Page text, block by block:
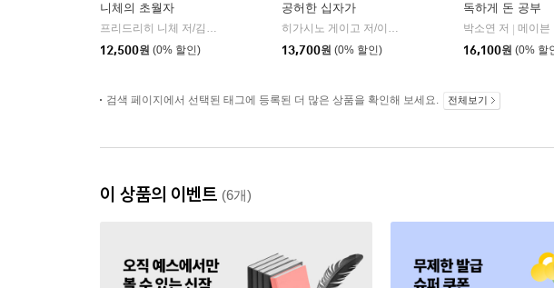
니체의 초월자
프리드리히 니체 저/김철 편역
12,500원 (0% 할인)
공허한 십자가
히가시노 게이고 저/이선희 역
자음과모음
13,700원 (0% 할인)
독하게 돈 공부
박소연 저
메이븐
16,100원 (0% 할
검색 페이지에서 선택된 태그에 등록된 더 많은 상품을 확인해 보세요. 전체보기
이 상품의 이벤트 (6개)